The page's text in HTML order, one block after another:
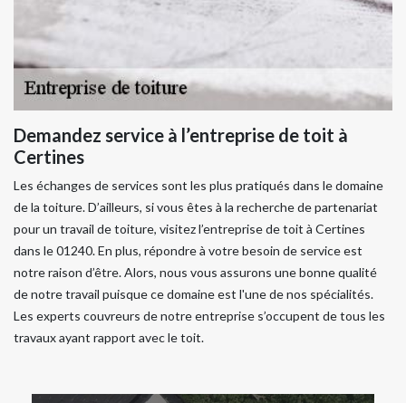
Demandez service à l’entreprise de toit à
Certines
Les échanges de services sont les plus pratiqués dans le domaine
de la toiture. D’ailleurs, si vous êtes à la recherche de partenariat
pour un travail de toiture, visitez l’entreprise de toit à Certines
dans le 01240. En plus, répondre à votre besoin de service est
notre raison d’être. Alors, nous vous assurons une bonne qualité
de notre travail puisque ce domaine est l'une de nos spécialités.
Les experts couvreurs de notre entreprise s’occupent de tous les
travaux ayant rapport avec le toit.